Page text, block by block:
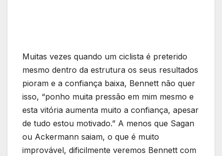
Muitas vezes quando um ciclista é preterido
mesmo dentro da estrutura os seus resultados
pioram e a confiança baixa, Bennett não quer
isso, “ponho muita pressão em mim mesmo e
esta vitória aumenta muito a confiança, apesar
de tudo estou motivado.” A menos que Sagan
ou Ackermann saiam, o que é muito
improvável, dificilmente veremos Bennett com